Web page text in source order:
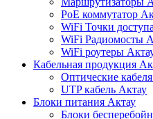
PoE коммутатор
WiFi Точки
WiFi Радиомосты
WiFi роутеры
Кабельная продукция
Оптические
UTP кабель Актау
Блоки питания Актау
Блоки